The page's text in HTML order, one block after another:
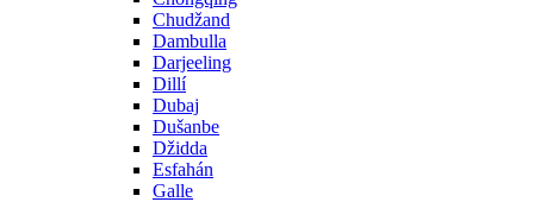
Chudžand
Dambulla
Darjeeling
Dillí
Dubaj
Dušanbe
Džidda
Esfahán
Galle